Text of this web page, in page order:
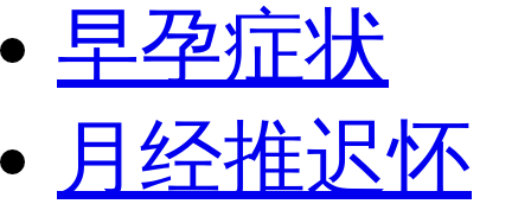
早孕症状
月经推迟怀